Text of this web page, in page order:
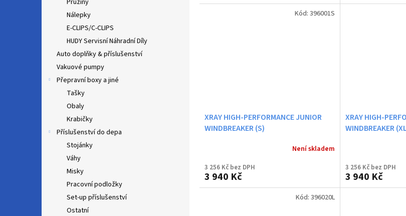
Pružiny
Nálepky
E-CLIPS/C-CLIPS
HUDY Servisní Náhradní Díly
Auto doplňky & příslušenství
Vakuové pumpy
Přepravní boxy a jiné
Tašky
Obaly
Krabičky
Příslušenství do depa
Stojánky
Váhy
Misky
Pracovní podložky
Set-up příslušenství
Ostatní
XRAY HIGH-PERFORMANCE JUNIOR
WINDBREAKER (S)
Není skladem
3 256 Kč bez DPH
3 940 Kč
Kód: 396001S
XRAY HIGH-
WINDBREAKER
3 256 Kč bez DPH
3 940 Kč
Kód: 396020L